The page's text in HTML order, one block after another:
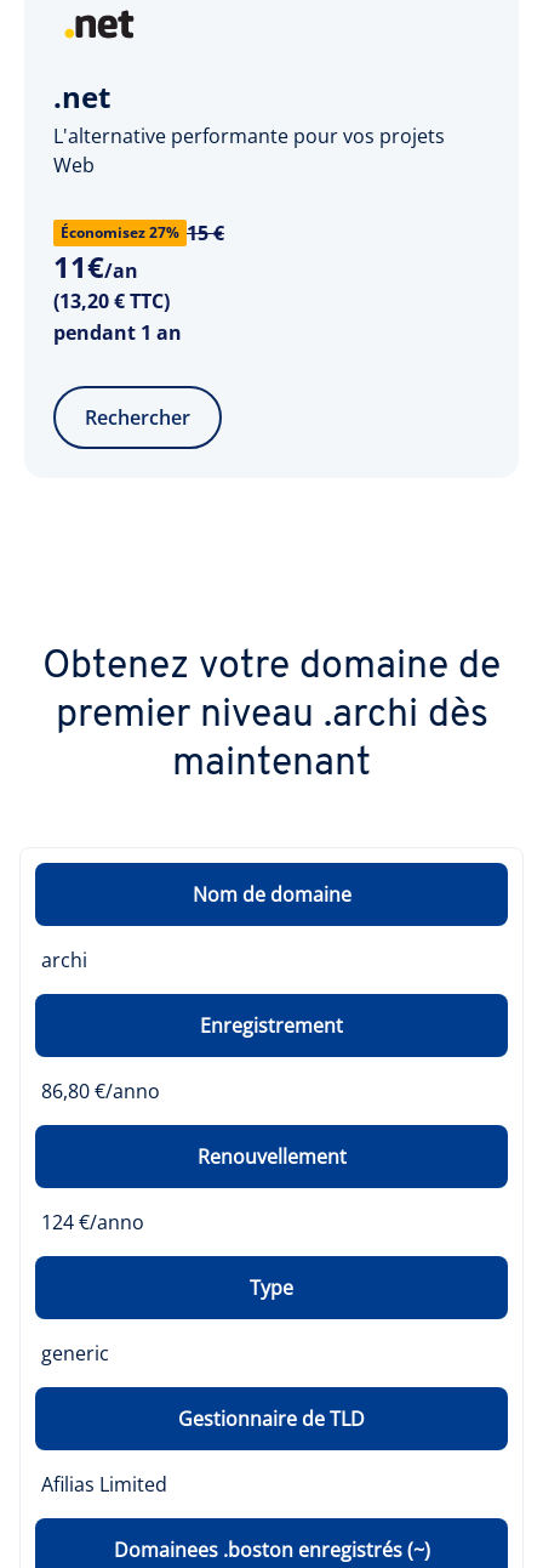
.net
L'alternative performante pour vos projets
Web
Économisez 27% 15 €
11€/an
(13,20 € TTC)
pendant 1 an
Rechercher
Obtenez votre domaine de
premier niveau .archi dès
maintenant
Nom de domaine
archi
Enregistrement
86,80 €/anno
Renouvellement
124 €/anno
Type
generic
Gestionnaire de TLD
Afilias Limited
Domainees .boston enregistrés (~)